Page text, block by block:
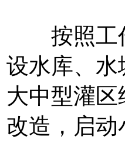
按照工作
设水库、
大中型灌
改造，启